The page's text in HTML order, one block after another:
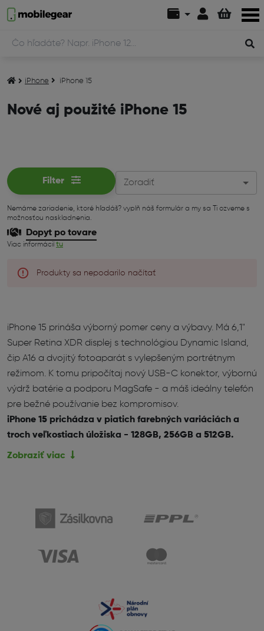
iPhone iPhone 15
Nové aj použité iPhone 15
Filter Zoradiť
Nemáme zariadenie, ktoré hľadáš? vyplň náš formulár a my sa Ti ozveme s
možnosťou naskladnenia.
Dopyt po tovare
Viac informácií tu
Produkty sa nepodarilo načítať
iPhone 15 prináša výborný pomer ceny a výbavy. Má 6,1"
Super Retina XDR displej s technológiou Dynamic Island,
čip A16 a dvojitý fotoaparát s vylepšeným portrétnym
režimom. K tomu pripočítaj nový USB-C konektor, výbornú
výdrž batérie a podporu MagSafe - a máš ideálny telefón
pre bežné používanie bez kompromisov.
iPhone 15 prichádza v piatich farebných variáciách a
troch veľkostiach úložiska - 128GB, 256GB a 512GB.
Zobraziť viac
funkciami
iPhone 15 je základný model novej série, ktorý ponúka
používateľov, ktorí chcú spoľahlivý telefón s moderným
Super Retina XDR displej s Dynamic Islandom a vylepšený
fotoaparát, vďaka čomu zvláda aj náročnejšie úlohy s